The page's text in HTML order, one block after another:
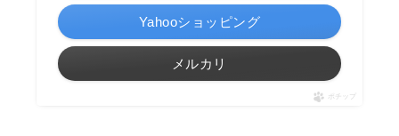
Yahooショッピング
メルカリ
ポチップ